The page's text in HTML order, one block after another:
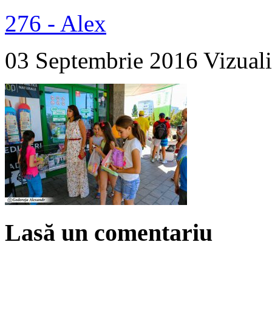
276 - Alex
03 Septembrie 2016
Lasă un comentariu